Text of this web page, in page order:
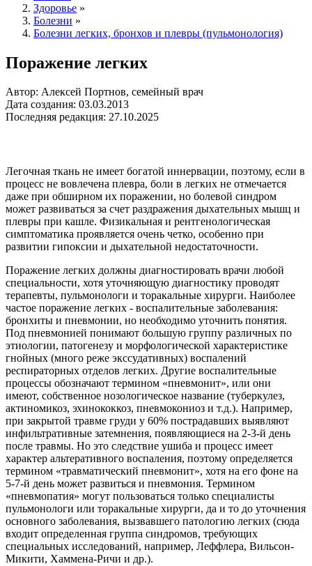
Здоровье »
Болезни »
Болезни легких, бронхов и плевры (пульмонология)
Поражение легких
Автор: Алексей Портнов, семейный врач
Дата создания: 03.03.2013
Последняя редакция: 27.10.2025
Легочная ткань не имеет богатой иннервации, поэтому, если в
процесс не вовлечена плевра, боли в легких не отмечается
даже при обширном их поражении, но болевой синдром
может развиваться за счет раздражения дыхательных мышц и
плевры при кашле. Физикальная и рентгенологическая
симптоматика проявляется очень четко, особенно при
развитии гипоксии и дыхательной недостаточности.
Поражение легких должны диагностировать врачи любой
специальности, хотя уточняющую диагностику проводят
терапевты, пульмонологи и торакальные хирурги. Наиболее
частое поражение легких - воспалительные заболевания:
бронхиты и пневмонии, но необходимо уточнить понятия.
Под пневмонией понимают большую группу различных по
этиологии, патогенезу и морфологической характеристике
гнойных (много реже экссудативных) воспалений
респираторных отделов легких. Другие воспалительные
процессы обозначают термином «пневмонит», или они
имеют, собственное нозологическое название (туберкулез,
актиномикоз, эхинококкоз, пневмокониоз и т.д.). Например,
при закрытой травме груди у 60% пострадавших выявляют
инфильтративные затемнения, появляющиеся на 2-3-й день
после травмы. Но это следствие ушиба и процесс имеет
характер альтеративного воспаления, поэтому определяется
термином «травматический пневмонит», хотя на его фоне на
5-7-й день может развиться и пневмония. Термином
«пневмопатия» могут пользоваться только специалисты
пульмонологи или торакальные хирурги, да и то до уточнения
основного заболевания, вызвавшего патологию легких (сюда
входит определенная группа синдромов, требующих
специальных исследований, например, Леффлера, Вильсон-
Микити, Хаммена-Ричи и др.).